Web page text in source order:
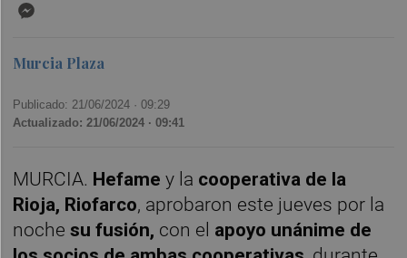
Murcia Plaza
Publicado: 21/06/2024 ·09:29
Actualizado: 21/06/2024 · 09:41
MURCIA. Hefamey la cooperativa de la
Rioja, Riofarco, aprobaron este jueves por la
noche su fusión, con el apoyo unánime de